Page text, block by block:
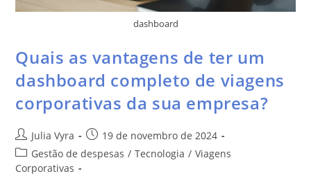
dashboard
Quais as vantagens de ter um
dashboard completo de viagens
corporativas da sua empresa?
Julia Vyra
19 de novembro de 2024
Gestão de despesas / Tecnologia / Viagens
Corporativas